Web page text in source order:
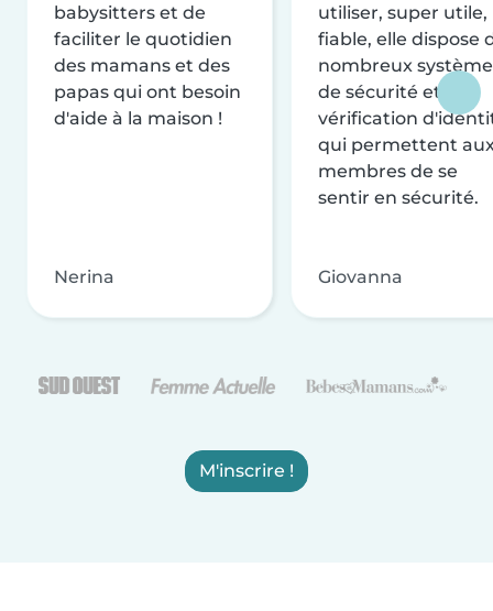
babysitters et de
faciliter le quotidien
des mamans et des
papas qui ont besoin
d'aide à la maison !
Nerina
utiliser, super utile,
fiable, elle dispose
nombreux
de sécurité et de
vérification
qui permettent
membres de se
sentir en sécurité.
Giovanna
M'inscrire !